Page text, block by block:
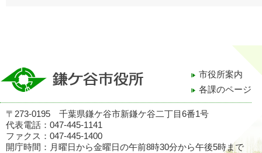
市役所案内
各課のページ
〒273-0195 千葉県鎌ケ谷市新鎌ケ谷二丁目6番1号
代表電話：047-445-1141
ファクス：047-445-1400
開庁時間：月曜日から金曜日の午前8時30分から午後5時まで